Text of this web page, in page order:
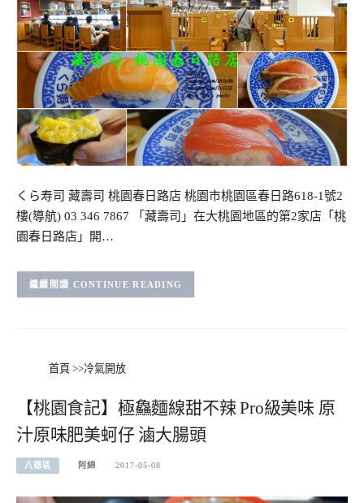
くら寿司 藏壽司 桃園春日路店 桃園市桃園區春日路618-1號2
樓(導航) 03 346 7867 「藏壽司」在大桃園地區的第2家店「桃
園春日路店」開…
CONTINUE READING
首頁 >>冷氣開放
【桃園食記】極鱻麵線甜不辣 Pro級美味 原
汁原味肥美蚵仔 滷大腸頭
八德區 阿綿 2017-05-08